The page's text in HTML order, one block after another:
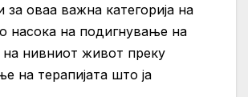
за оваа важна категорија на
насока на подигнување на
на нивниот живот преку
на терапијата што ја